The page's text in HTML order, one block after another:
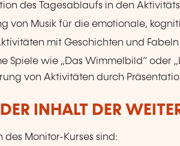
des Tagesablaufs in den
von Musik für die emotionale,
mit Geschichten und
Spiele wie „Das Wimmelbild“ oder
von Aktivitäten durch
INHALT DER
Monitor-Kurses sind: